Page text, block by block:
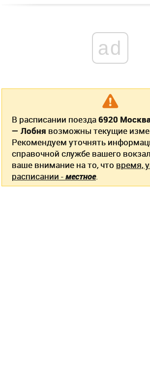
ad
В расписании поезда6920
— Лобня возможны текущие
Рекомендуем уточнять
справочной службе вашего
ваше внимание на то, что время,
расписании -местное.